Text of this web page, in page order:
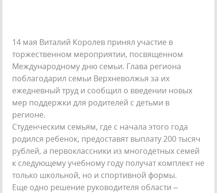
14 мая Виталий Королев принял участие в
торжественном мероприятии, посвященном
Международному дню семьи. Глава региона
поблагодарил семьи Верхневолжья за их
ежедневный труд и сообщил о введении новых
мер поддержки для родителей с детьми в
регионе.
Студенческим семьям, где с начала этого года
родился ребенок, предоставят выплату 200 тысяч
рублей, а первоклассники из многодетных семей
к следующему учебному году получат комплект не
только школьной, но и спортивной формы.
Еще одно решение руководителя области –